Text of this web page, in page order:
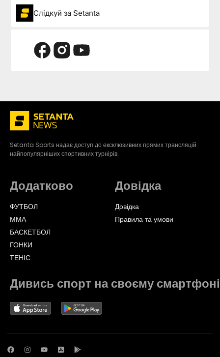
Слідкуй за Setanta
Setanta Sports надає доступ до ексклюзивних прямих трансляцій
найпопулярніших спортивних турнірів.
Додатково
ФУТБОЛ
ММА
БАСКЕТБОЛ
ГОНКИ
TЕНІС
Довідка
Довідка
Правила та умови
Дивись спорт на своєму смартфоні